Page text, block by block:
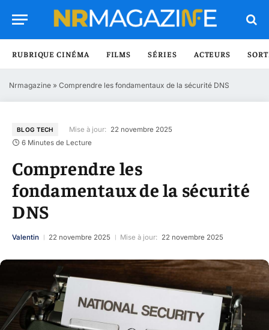
RUBRIQUE CINÉMA FILMS SÉRIES ACTEURS
Nrmagazine » Comprendre les fondamentaux de la sécurité DNS
BLOG TECH Mise à jour: 22 novembre 2025
6 Minutes de Lecture
Comprendre les
fondamentaux de la sécurité
DNS
Valentin 22 novembre 2025 Mise à jour: 22 novembre 2025